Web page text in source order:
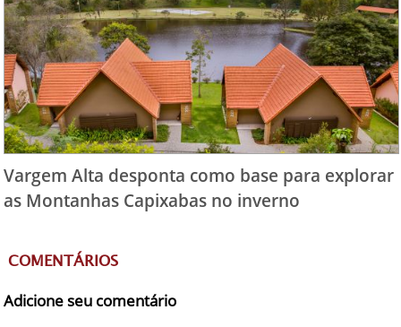
Vargem Alta desponta como base para explorar
as Montanhas Capixabas no inverno
COMENTÁRIOS
Adicione seu comentário